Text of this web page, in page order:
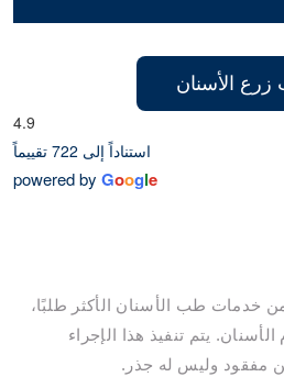
زرع الأسنان
4.9
استناداً إلى 722 تقييماً
powered by Google
خدمات طب الأسنان الأكثر طلبًا،
يتم تنفيذ هذا الإجراء
مفقود وليس له جذر.